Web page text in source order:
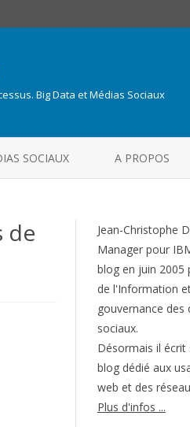
Big Data et Médias Sociaux
SOCIAUX A PROPOS
de
Jean-Christophe
Manager pour
blog en juin 2005
de l'Information
gouvernance des
sociaux.
Désormais il écrit
blog dédié aux
web et des
Plus d'infos ...